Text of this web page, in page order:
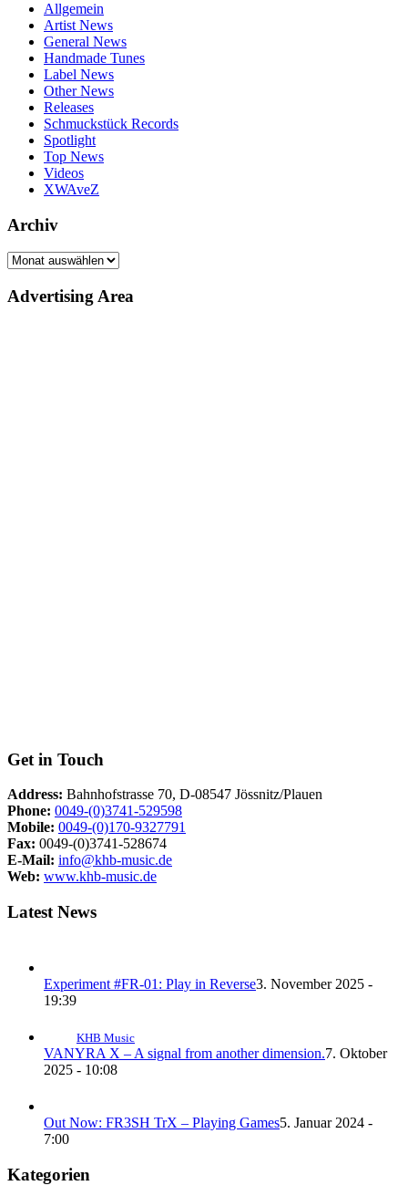
Allgemein
Artist News
General News
Handmade Tunes
Label News
Other News
Releases
Schmuckstück Records
Spotlight
Top News
Videos
XWAveZ
Archiv
Archiv
Advertising Area
Get in Touch
Address: Bahnhofstrasse 70, D-08547 Jössnitz/Plauen
Phone: 0049-(0)3741-529598
Mobile: 0049-(0)170-9327791
Fax: 0049-(0)3741-528674
E-Mail: info@khb-music.de
Web: www.khb-music.de
Latest News
Experiment #FR-01: Play in Reverse3. November 2025 -
19:39
KHB Music
VANYRA X – A signal from another dimension.7. Oktober
2025 - 10:08
Out Now: FR3SH TrX – Playing Games5. Januar 2024 -
7:00
Kategorien